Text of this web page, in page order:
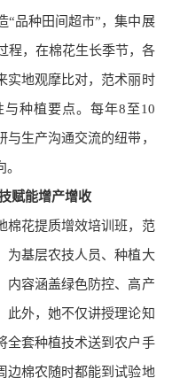
“品种田间超市”，集中展
程，在棉花生长季节，各
实地观摩比对，范术丽时
种植要点。每年8至10
生产沟通交流的纽带，
赋能增产增收
棉花提质增效培训班，范
为基层农技人员、种植大
内容涵盖绿色防控、高产
此外，她不仅讲授理论知
全套种植技术送到农户手
边棉农随时都能到试验地